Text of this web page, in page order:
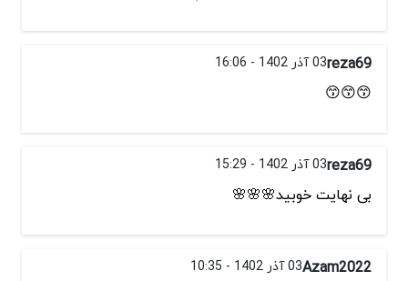
reza6903 آذر 1402 - 16:06
😙😙😙
reza6903 آذر 1402 - 15:29
بی نهایت خوبید🌸🌸🌸
Azam202203 آذر 1402 - 10:35